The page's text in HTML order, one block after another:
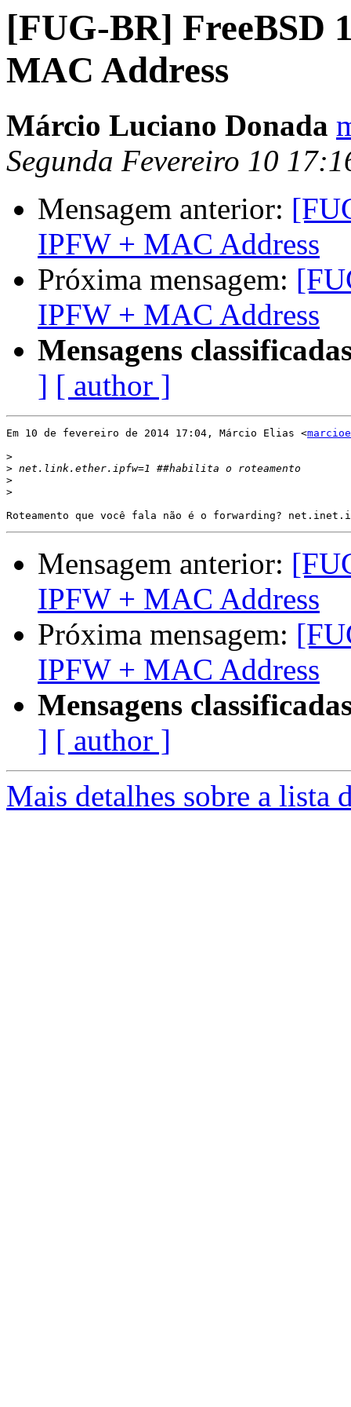
[FUG-BR] FreeBSD
MAC Address
Márcio Luciano Donada
Segunda Fevereiro 10
Mensagem anterior:
IPFW + MAC Address
Próxima mensagem:
IPFW + MAC Address
Mensagens
] [ author ]
Em 10 de fevereiro de 2014 17:04, Márcio Elias <
>
>
>
>
Mensagem anterior:
IPFW + MAC Address
Próxima mensagem:
IPFW + MAC Address
Mensagens
] [ author ]
Mais detalhes sobre a lista